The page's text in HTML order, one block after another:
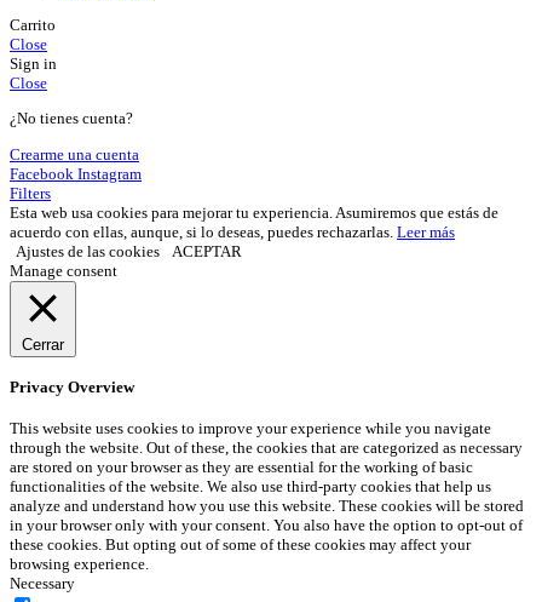
Carrito
Close
Sign in
Close
¿No tienes cuenta?
Crearme una cuenta
Facebook Instagram
Filters
Esta web usa cookies para mejorar tu experiencia. Asumiremos que estás de
acuerdo con ellas, aunque, si lo deseas, puedes rechazarlas. Leer más
Ajustes de las cookies
ACEPTAR
Manage consent
Cerrar
Privacy Overview
This website uses cookies to improve your experience while you navigate
through the website. Out of these, the cookies that are categorized as necessary
are stored on your browser as they are essential for the working of basic
functionalities of the website. We also use third-party cookies that help us
analyze and understand how you use this website. These cookies will be stored
in your browser only with your consent. You also have the option to opt-out of
these cookies. But opting out of some of these cookies may affect your
browsing experience.
Necessary